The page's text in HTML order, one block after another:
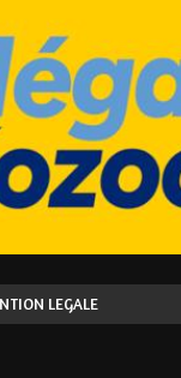
LEGALE